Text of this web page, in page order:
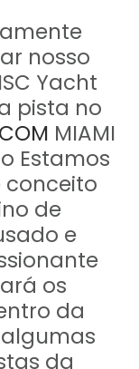
nosso
Yacht
pista no
MIAMI
Estamos
conceito
de
e
os
da
da